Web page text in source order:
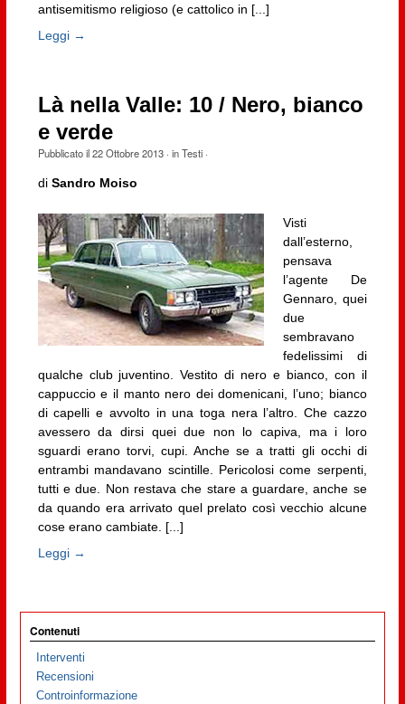
antisemitismo religioso (e cattolico in [...]
Leggi →
Là nella Valle: 10 / Nero, bianco
e verde
Pubblicato il22 Ottobre 2013· inTesti·
di Sandro Moiso
Visti
dall’esterno,
pensava
l’agente De
Gennaro, quei
due
sembravano
fedelissimi di
qualche club juventino. Vestito di nero e bianco, con il
cappuccio e il manto nero dei domenicani, l’uno; bianco
di capelli e avvolto in una toga nera l’altro. Che cazzo
avessero da dirsi quei due non lo capiva, ma i loro
sguardi erano torvi, cupi. Anche se a tratti gli occhi di
entrambi mandavano scintille. Pericolosi come serpenti,
tutti e due. Non restava che stare a guardare, anche se
da quando era arrivato quel prelato così vecchio alcune
cose erano cambiate. [...]
Leggi →
Contenuti
Interventi
Recensioni
Controinformazione